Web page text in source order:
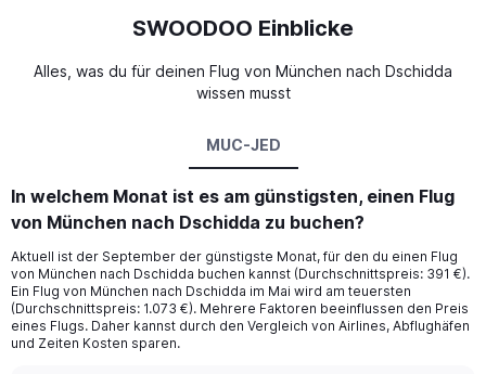
SWOODOO Einblicke
Alles, was du für deinen Flug von München nach Dschidda
wissen musst
MUC-JED
In welchem Monat ist es am günstigsten, einen Flug
von München nach Dschidda zu buchen?
Aktuell ist der September der günstigste Monat, für den du einen Flug
von München nach Dschidda buchen kannst (Durchschnittspreis: 391 €).
Ein Flug von München nach Dschidda im Mai wird am teuersten
(Durchschnittspreis: 1.073 €). Mehrere Faktoren beeinflussen den Preis
eines Flugs. Daher kannst durch den Vergleich von Airlines, Abflughäfen
und Zeiten Kosten sparen.